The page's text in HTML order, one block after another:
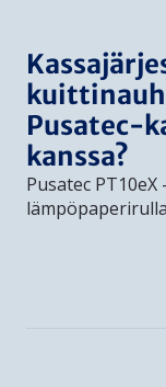
Pusatec-
kanssa?
Pusatec